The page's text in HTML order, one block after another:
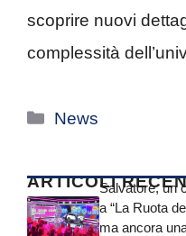
scoprire nuovi
complessità
Categorie
News
ARTICOLISalvatore, un
a “La Ruota
ma ancora